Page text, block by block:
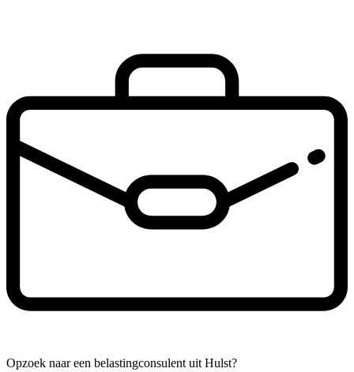
Opzoek naar een belastingconsulent uit Hulst?